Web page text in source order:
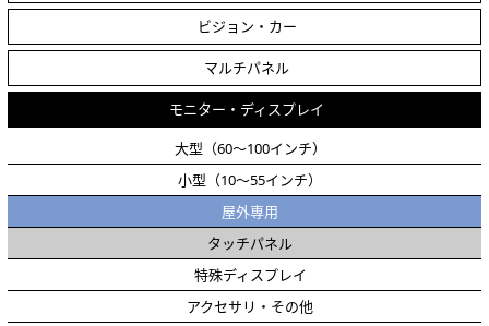
ビジョン・カー
マルチパネル
モニター・ディスプレイ
大型（60～100インチ）
小型（10～55インチ）
屋外専用
タッチパネル
特殊ディスプレイ
アクセサリ・その他